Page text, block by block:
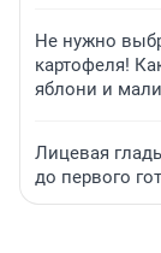
Не нужно
картофеля!
яблони и
Лицевая
до первого